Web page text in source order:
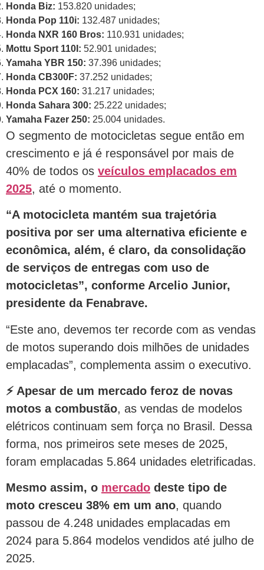
Honda Biz: 153.820 unidades;
Honda Pop 110i: 132.487 unidades;
Honda NXR 160 Bros: 110.931 unidades;
Mottu Sport 110I: 52.901 unidades;
Yamaha YBR 150: 37.396 unidades;
Honda CB300F: 37.252 unidades;
Honda PCX 160: 31.217 unidades;
Honda Sahara 300: 25.222 unidades;
Yamaha Fazer 250: 25.004 unidades.
O segmento de motocicletas segue então em
crescimento e já é responsável por mais de
40% de todos os veículos emplacados em
2025, até o momento.
“A motocicleta mantém sua trajetória
positiva por ser uma alternativa eficiente e
econômica, além, é claro, da consolidação
de serviços de entregas com uso de
motocicletas”, conforme Arcelio Junior,
presidente da Fenabrave.
“Este ano, devemos ter recorde com as vendas
de motos superando dois milhões de unidades
emplacadas”, complementa assim o executivo.
⚡ Apesar de um mercado feroz de novas
motos a combustão, as vendas de modelos
elétricos continuam sem força no Brasil. Dessa
forma, nos primeiros sete meses de 2025,
foram emplacadas 5.864 unidades eletrificadas.
Mesmo assim, o mercado deste tipo de
moto cresceu 38% em um ano, quando
passou de 4.248 unidades emplacadas em
2024 para 5.864 modelos vendidos até julho de
2025.